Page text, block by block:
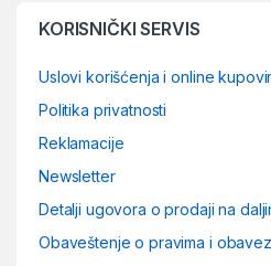
KORISNIČKI SERVIS
Uslovi korišćenja i online
Politika privatnosti
Reklamacije
Newsletter
Detalji ugovora o prodaji na
Obaveštenje o pravima i